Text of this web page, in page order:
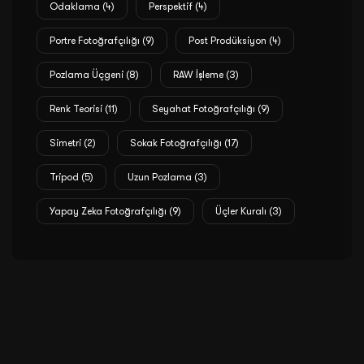
Odaklama (4) Perspektif (4)
Portre Fotoğrafçılığı (9) Post Prodüksiyon (4)
Pozlama Üçgeni (8) RAW İşleme (3)
Renk Teorisi (11) Seyahat Fotoğrafçılığı (9)
Simetri (2) Sokak Fotoğrafçılığı (17)
Tripod (5) Uzun Pozlama (3)
Yapay Zeka Fotoğrafçılığı (9) Üçler Kuralı (3)